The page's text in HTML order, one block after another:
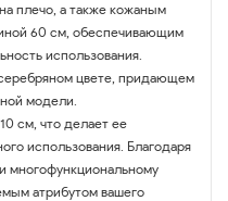
плечо, а также кожаным
60 см, обеспечивающим
использования.
цвете, придающем
модели.
см, что делает ее
использования. Благодаря
многофункциональному
атрибутом вашего